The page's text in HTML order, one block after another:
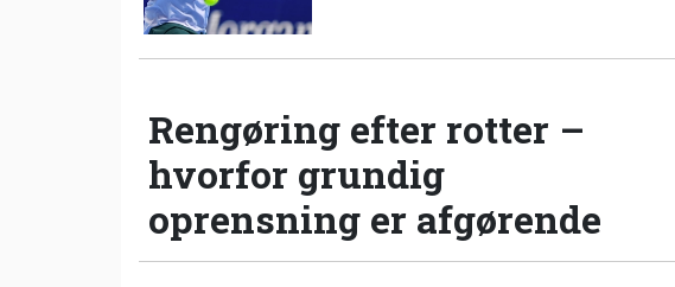
Rengøring efter rotter –
hvorfor grundig
oprensning er afgørende